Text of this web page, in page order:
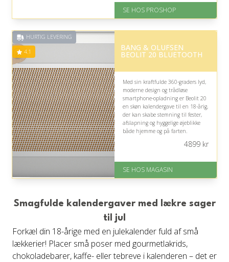
På lager
Levering: 2-12 hverdage
på 4.4 ud af 5
kr.)
SE HOS PROSHOP
HURTIG LEVERING
4.1 BANG & OLUFSEN
BEOLIT 20 BLUETOOTH
Med sin kraftfulde 360-graders lyd,
moderne design og trådløse
smartphone-opladning er Beolit 20
en skøn kalendergave til en 18-årig,
der kan skabe stemning til fester,
afslapning og hyggelige øjeblikke
både hjemme og på farten.
af 5
4899kr
SE HOS MAGASIN
Smagfulde kalendergaver med lækre sager
til jul
Forkæl din 18-årige med en julekalender fuld af små
lækkerier! Placer små poser med gourmetlakrids,
chokoladebarer, kaffe- eller tebreve i kalenderen – det er